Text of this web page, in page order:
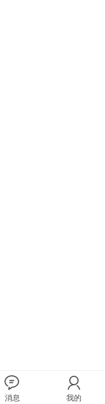
消息 我的